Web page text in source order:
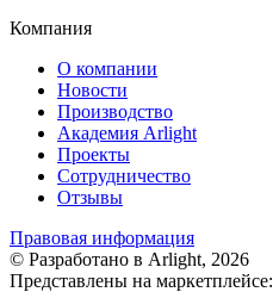
Компания
О компании
Новости
Производство
Академия Arlight
Проекты
Сотрудничество
Отзывы
Правовая информация
© Разработано в Arlight, 2026
Представлены на маркетплейсе: